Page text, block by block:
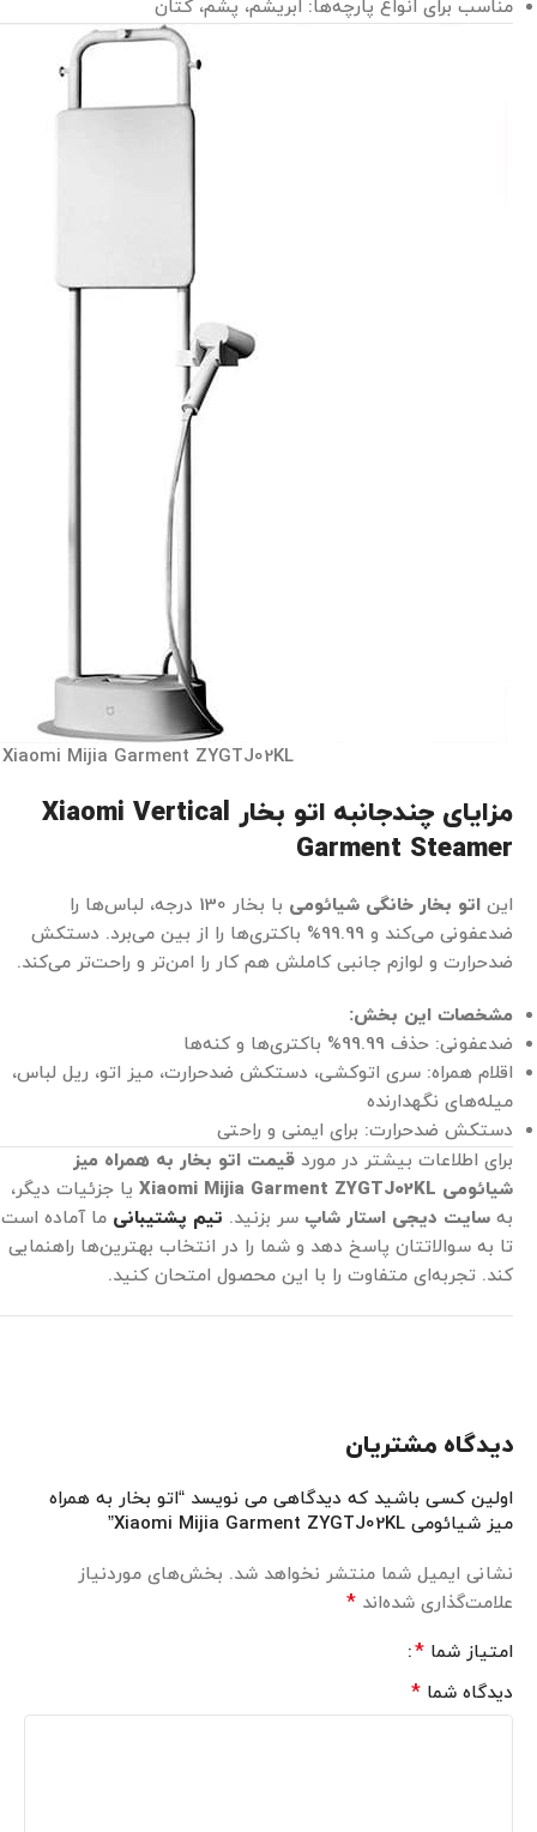
مناسب برای انواع پارچه‌ها: ابریشم، پشم، کتان
Xiaomi Mijia Garment ZYGTJ02KL
مزایای چندجانبه اتو بخار Xiaomi Vertical
Garment Steamer
این اتو بخار خانگی شیائومی
با بخار 130 درجه، لباس‌ها را
ضدعفونی می‌کند و 99.99% باکتری‌ها را از بین می‌برد. دستکش
ضدحرارت و لوازم جانبی کاملش هم کار را امن‌تر و راحت‌تر می‌کند.
مشخصات این بخش:
ضدعفونی: حذف 99.99% باکتری‌ها و کنه‌ها
اقلام همراه: سری اتوکشی، دستکش ضدحرارت، میز اتو، ریل لباس،
میله‌های نگهدارنده
دستکش ضدحرارت: برای ایمنی و راحتی
برای اطلاعات بیشتر در مورد قیمت اتو بخار به همراه میز
شیائومی Xiaomi Mijia Garment ZYGTJ02KL
یا جزئیات دیگر،
به سایت دیجی استار شاپ سر بزنید. تیم پشتیبانی ما آماده است
تا به سوالاتتان پاسخ دهد و شما را در انتخاب بهترین‌ها راهنمایی
کند. تجربه‌ای متفاوت را با این محصول امتحان کنید.
دیدگاه مشتریان
اولین کسی باشید که دیدگاهی می نویسد “اتو بخار به همراه
میز شیائومی Xiaomi Mijia Garment ZYGTJ02KL”
نشانی ایمیل شما منتشر نخواهد شد. بخش‌های موردنیاز
علامت‌گذاری شده‌اند *
امتیاز شما *
دیدگاه شما *